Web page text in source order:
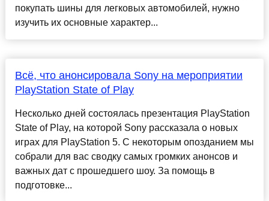
покупать шины для легковых автомобилей, нужно
изучить их основные характер...
Всё, что анонсировала Sony на мероприятии
PlayStation State of Play
Несколько дней состоялась презентация PlayStation
State of Play, на которой Sony рассказала о новых
играх для PlayStation 5. С некоторым опозданием мы
собрали для вас сводку самых громких анонсов и
важных дат с прошедшего шоу. За помощь в
подготовке...